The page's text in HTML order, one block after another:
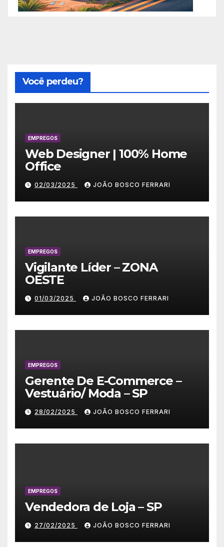
Você perdeu?
EMPREGOS
Web Designer | 100% Home
Office
02/03/2025 JOÃO BOSCO FERRARI
EMPREGOS
Vigilante Líder – ZONA
OESTE
01/03/2025 JOÃO BOSCO FERRARI
EMPREGOS
Gerente De E-Commerce –
Vestuário/ Moda – SP
28/02/2025 JOÃO BOSCO FERRARI
EMPREGOS
Vendedora de Loja – SP
27/02/2025 JOÃO BOSCO FERRARI